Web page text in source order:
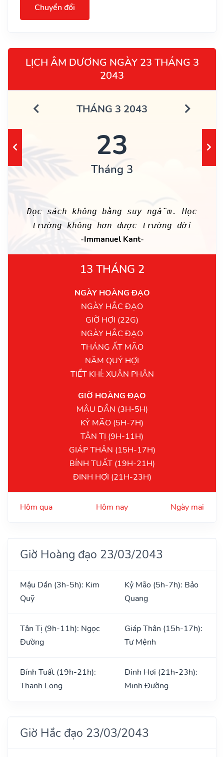
Chuyển đổi
LỊCH ÂM DƯƠNG NGÀY 23 THÁNG 3
2043
THÁNG 3 2043
23
Tháng 3
Đọc sách không bằng suy ngẫm. Học
trường không hơn được trường đời
-Immanuel Kant-
13 THÁNG 2
NGÀY HOÀNG ĐẠO
NGÀY HẮC ĐẠO
GIỜ HỢI (22G)
NGÀY HẮC ĐẠO
THÁNG ẤT MÃO
NĂM QUÝ HỢI
TIẾT KHÍ: XUÂN PHÂN
GIỜ HOÀNG ĐẠO
MẬU DẦN (3H-5H)
KỶ MÃO (5H-7H)
TÂN TỊ (9H-11H)
GIÁP THÂN (15H-17H)
BÍNH TUẤT (19H-21H)
ĐINH HỢI (21H-23H)
Hôm qua Hôm nay Ngày mai
Giờ Hoàng đạo 23/03/2043
Mậu Dần (3h-5h): Kim
Quỹ
Kỷ Mão (5h-7h): Bảo
Quang
Tân Tị (9h-11h): Ngọc
Đường
Giáp Thân (15h-17h):
Tư Mệnh
Bính Tuất (19h-21h):
Thanh Long
Đinh Hợi (21h-23h):
Minh Đường
Giờ Hắc đạo 23/03/2043